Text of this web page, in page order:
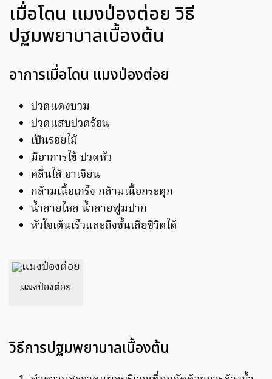
เมื่อโดน แมงป่องต่อย วิธี
ปฐมพยาบาลเบื้องต้น
อาการเมื่อโดน แมงป่องต่อย
ปวดแดงบวม
ปวดแสบปวดร้อน
เป็นรอยไม้
มีอาการไข้ ปวดหัว
คลื่นไส้ อาเจียน
กล้ามเนื้อเกร็ง กล้ามเนื้อกระตุก
น้ำลายไหล น้ำลายฟูมปาก
หัวใจเต้นเร็วและถึงขั้นเสียชีวิตได้
แมงป่องต่อย
วิธีการปฐมพยาบาลเบื้องต้น